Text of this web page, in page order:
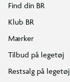
Find din BR
Klub BR
Mærker
Tilbud på legetøj
Restsalg på legetøj